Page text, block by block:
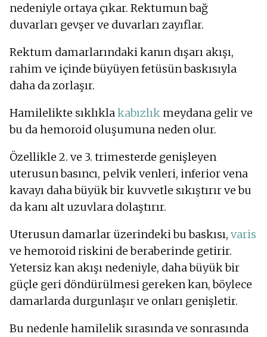
nedeniyle ortaya çıkar. Rektumun bağ
duvarları gevşer ve duvarları zayıflar.
Rektum damarlarındaki kanın dışarı akışı,
rahim ve içinde büyüyen fetüsün baskısıyla
daha da zorlaşır.
Hamilelikte sıklıkla kabızlık meydana gelir ve
bu da hemoroid oluşumuna neden olur.
Özellikle 2. ve 3. trimesterde genişleyen
uterusun basıncı, pelvik venleri, inferior vena
kavayı daha büyük bir kuvvetle sıkıştırır ve bu
da kanı alt uzuvlara dolaştırır.
Uterusun damarlar üzerindeki bu baskısı, varis
ve hemoroid riskini de beraberinde getirir.
Yetersiz kan akışı nedeniyle, daha büyük bir
güçle geri döndürülmesi gereken kan, böylece
damarlarda durgunlaşır ve onları genişletir.
Bu nedenle hamilelik sırasında ve sonrasında